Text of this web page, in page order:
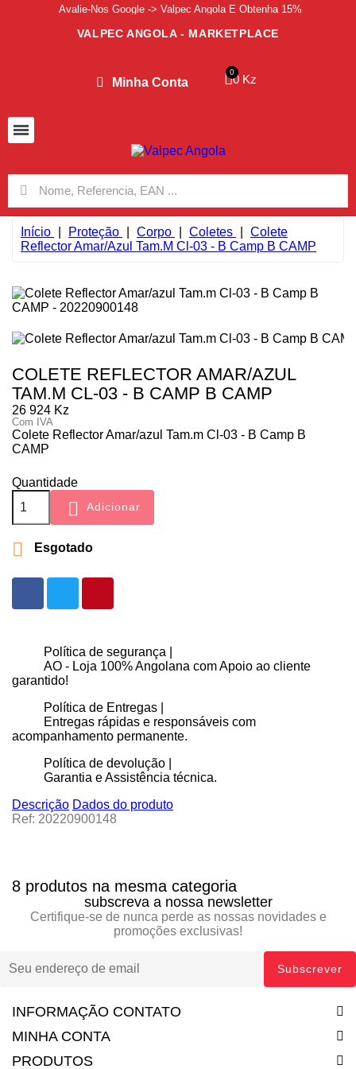
Avalie-Nos Google -> Valpec Angola E Obtenha 15%
VALPEC ANGOLA - MARKETPLACE
Minha Conta 0 Kz
Início Proteção Corpo Coletes
Colete
Reflector Amar/azul Tam.m Cl-03 - B Camp B CAMP
COLETE REFLECTOR AMAR/AZUL
TAM.M CL-03 - B CAMP B CAMP
26 924 Kz
Com IVA
Colete Reflector Amar/azul Tam.m Cl-03 - B Camp B
CAMP
Quantidade
 Adicionar
 Esgotado
Política de segurança |
AO - Loja 100% Angolana com Apoio ao cliente
garantido!
Política de Entregas |
Entregas rápidas e responsáveis com
acompanhamento permanente.
Política de devolução |
Garantia e Assistência técnica.
Descrição Dados do produto
Ref: 20220900148
8 produtos na mesma categoria
subscreva a nossa newsletter
Certifique-se de nunca perde as nossas novidades e
promoções exclusivas!
INFORMAÇÃO CONTATO
MINHA CONTA
PRODUTOS